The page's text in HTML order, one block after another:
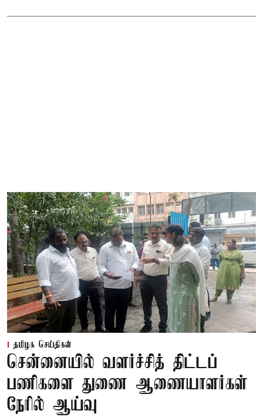
தமிழக செய்திகள்
சென்னையில் வளர்ச்சித் திட்டப்
பணிகளை துணை ஆணையாளர்கள்
நேரில் ஆய்வு